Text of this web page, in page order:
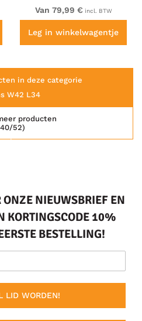
Van 79,99 € incl. BTW
Leg in winkelwagentje
in deze categorie
W42 L34
52)
producten
NIEUWSBRIEF EN
KORTINGSCODE 10%
BESTELLING!
LID WORDEN!